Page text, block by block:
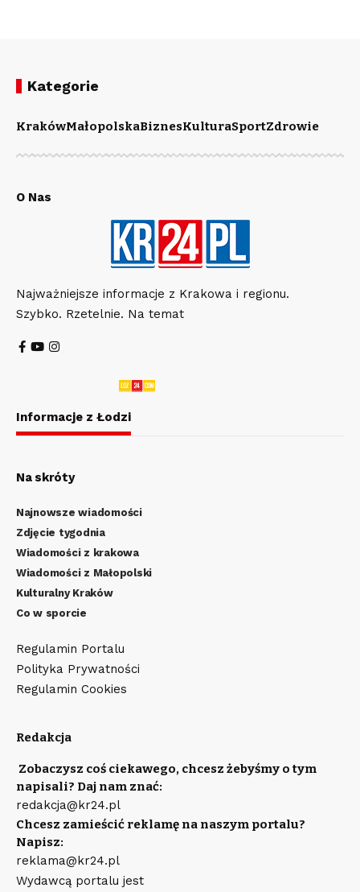
Kategorie
KrakówMałopolskaBiznesKulturaSportZdrowie
O Nas
Najważniejsze informacje z Krakowa i regionu.
Szybko. Rzetelnie. Na temat
Informacje z Łodzi
Na skróty
Najnowsze wiadomości
Zdjęcie tygodnia
Wiadomości z krakowa
Wiadomości z Małopolski
Kulturalny Kraków
Co w sporcie
Regulamin Portalu
Polityka Prywatności
Regulamin Cookies
Redakcja
Zobaczysz coś ciekawego, chcesz żebyśmy o tym
napisali? Daj nam znać:
redakcja@kr24.pl
Chcesz zamieścić reklamę na naszym portalu?
Napisz:
reklama@kr24.pl
Wydawcą portalu jest